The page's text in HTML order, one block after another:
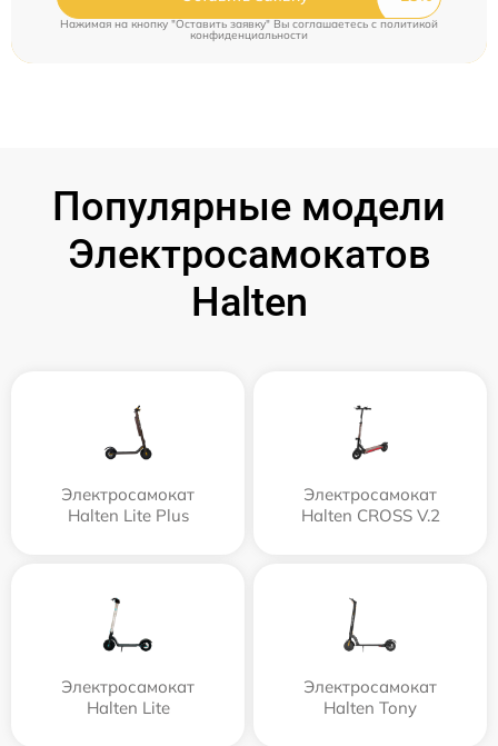
Нажимая на кнопку "Оставить заявку" Вы соглашаетесь cполитикой
конфиденциальности
Популярные модели
Электросамокатов
Halten
Электросамокат
Halten Lite Plus
Электросамокат
Halten CROSS V.2
Электросамокат
Halten Lite
Электросамокат
Halten Tony